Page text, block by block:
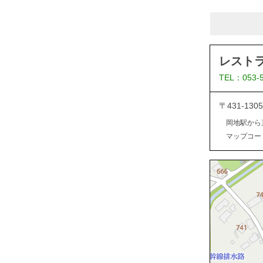
レスト
TEL：
〒431-
岡地駅か
マップコ